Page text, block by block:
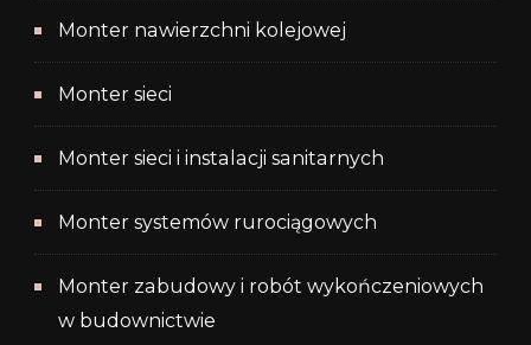
Monter nawierzchni kolejowej
Monter sieci
Monter sieci i instalacji sanitarnych
Monter systemów rurociągowych
Monter zabudowy i robót wykończeniowych
w budownictwie